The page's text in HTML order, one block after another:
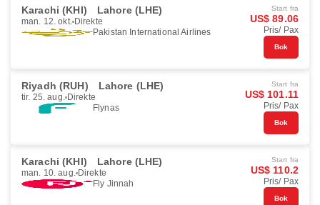
Karachi (KHI) Lahore (LHE)
man. 12. okt. Direkte
Pakistan International Airlines
Start fra
US$ 89.06
Pris/ Pax
Bok
Riyadh (RUH) Lahore (LHE)
tir. 25. aug. Direkte
Flynas
Start fra
US$ 101.11
Pris/ Pax
Bok
Karachi (KHI) Lahore (LHE)
man. 10. aug. Direkte
Fly Jinnah
Start fra
US$ 110.2
Pris/ Pax
Bok